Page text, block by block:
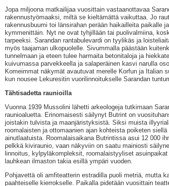
Jopa miljoona matkailijaa vuosittain vastaanottavaa
rakennustyömaaksi, miltä se kieltämättä vaikuttaa. Jo
rakennusbuumi toi länsirahan perään haikailleita paikalle
kymmenittäin. Nyt ne ovat tyhjillään tai puolivalmiina,
tarpeeksi. Sarandan rantabulevardi on tyylikäs ja
myös taajaman ulkopuolelle. Sivummalla päästään
tunnelmaan ja eteen tulee harmaita betonitaloja ja
kuivumassa parvekkeella ja salaperäinen kasvi narulla
Komeimmat näkymät avautuvat merelle Korfun ja Italian
kun nousee Lekuresitin vuorilinnoitukselle Sarandan
Tähtisadetta raunioilla
Vuonna 1939 Mussolini lähetti arkeologeja tutkimaan
raunioaluetta. Erinomaisesti säilynyt Butrint on
joistakin tulvista ja maanjäristyksistä. Siksi muista
roomalaisten ja ottomaanien ajan kohteista poiketen
ainutlaatuista. Roomalaisaikana Butrintissa asui 12 000
pelkkä kiviraunio, vaan näkyviin on saatu mainiosti
linnoitus, kylpyläkompleksit, roomalaistyyliset
lauhkean ilmaston takia esillä ympäri vuoden.
Pohjavettä oli amfiteatterin estradilla puoli metriä, mutta
paahteiselle kierrokselle. Paikalla pidetään vuosittain